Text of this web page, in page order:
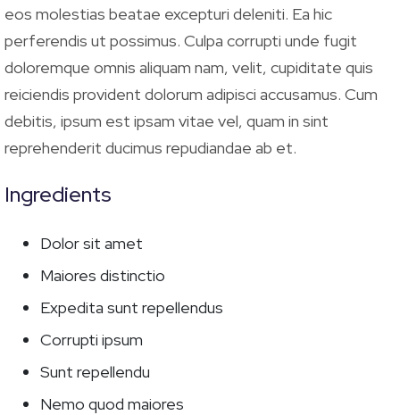
eos molestias beatae excepturi deleniti. Ea hic
perferendis ut possimus. Culpa corrupti unde fugit
doloremque omnis aliquam nam, velit, cupiditate quis
reiciendis provident dolorum adipisci accusamus. Cum
debitis, ipsum est ipsam vitae vel, quam in sint
reprehenderit ducimus repudiandae ab et.
Ingredients
Dolor sit amet
Maiores distinctio
Expedita sunt repellendus
Corrupti ipsum
Sunt repellendu
Nemo quod maiores